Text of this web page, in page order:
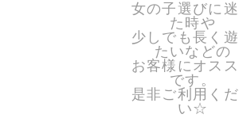
女の子選びに
た時や
少しでも長く
たいなどの
お客様にオス
です。
是非ご利用く
い☆